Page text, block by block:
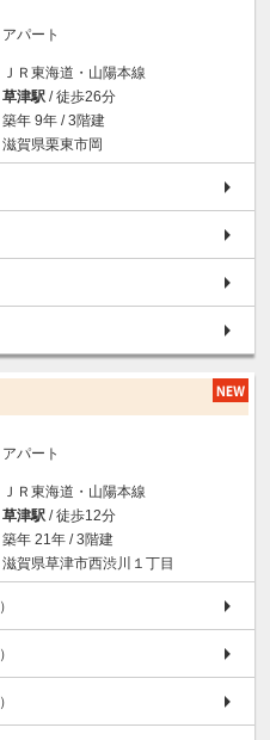
アパート
ＪＲ東海道・山陽本線
草津駅 / 徒歩26分
築年 9年 / 3階建
滋賀県栗東市岡
アパート
ＪＲ東海道・山陽本線
草津駅 / 徒歩12分
築年 21年 / 3階建
滋賀県草津市西渋川１丁目
）
）
）